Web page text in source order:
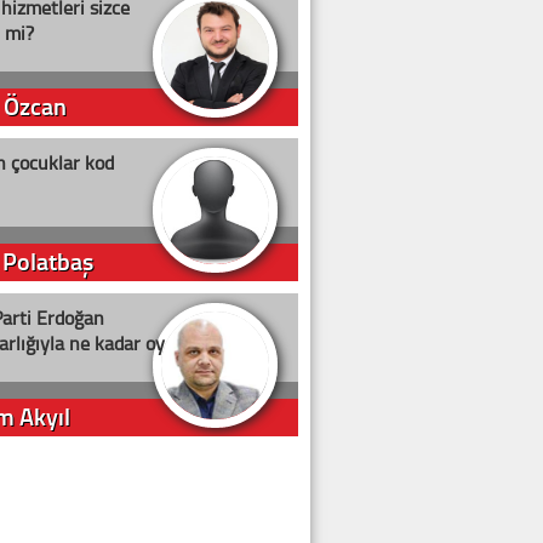
hizmetleri sizce
çocuklar kod
Erdoğan
ne kadar oy
Akyıl